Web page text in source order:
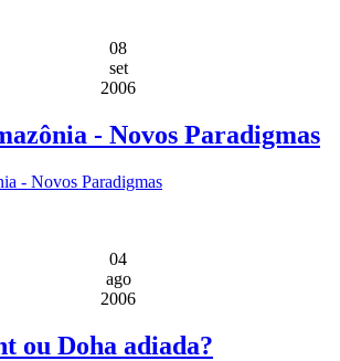
08
set
2006
- Novos Paradigmas
- Novos Paradigmas
04
ago
2006
ou Doha adiada?